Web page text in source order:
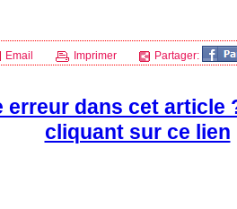
Email Imprimer Partager:
erreur dans cet article
cliquant sur ce lien